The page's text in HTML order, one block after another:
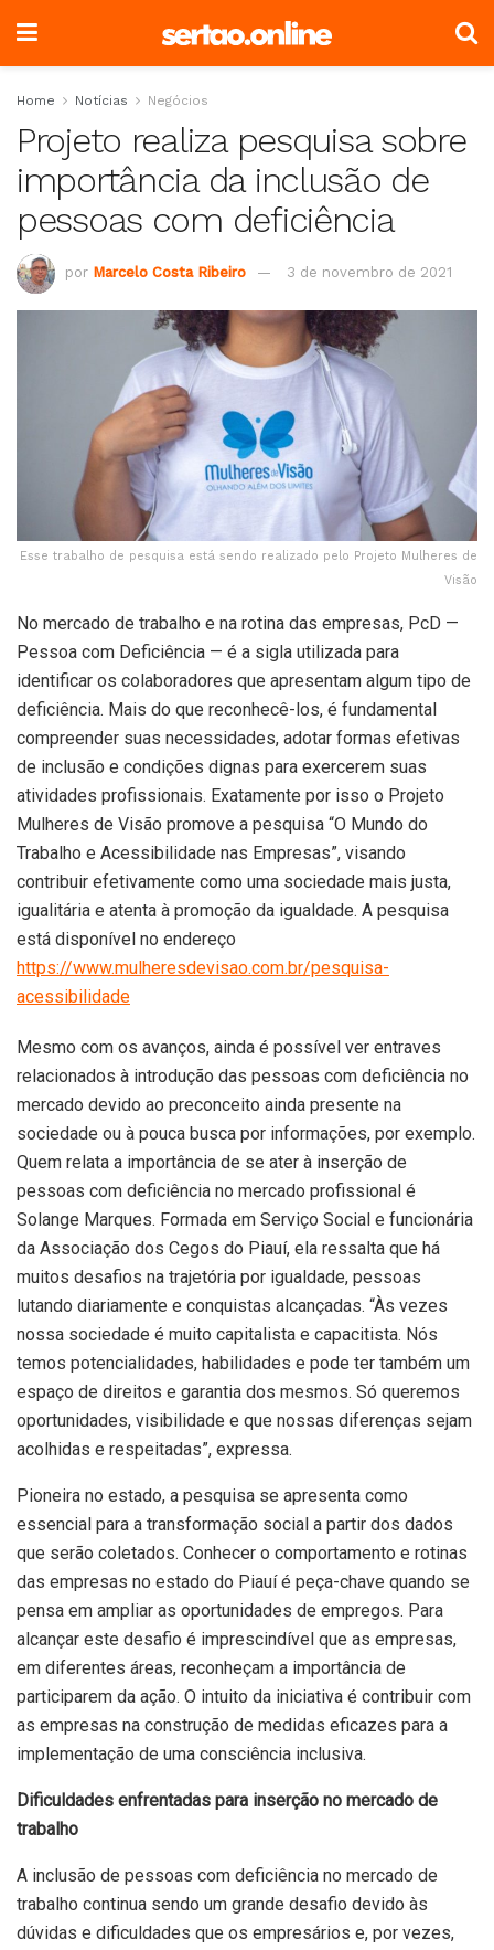
Home Notícias Negócios
Projeto realiza pesquisa sobre
importância da inclusão de
pessoas com deficiência
por Marcelo Costa Ribeiro 3 de novembro de 2021
Esse trabalho de pesquisa está sendo realizado pelo Projeto Mulheres de
Visão
No mercado de trabalho e na rotina das empresas, PcD —
Pessoa com Deficiência — é a sigla utilizada para
identificar os colaboradores que apresentam algum tipo de
deficiência. Mais do que reconhecê-los, é fundamental
compreender suas necessidades, adotar formas efetivas
de inclusão e condições dignas para exercerem suas
atividades profissionais. Exatamente por isso o Projeto
Mulheres de Visão promove a pesquisa “O Mundo do
Trabalho e Acessibilidade nas Empresas”, visando
contribuir efetivamente como uma sociedade mais justa,
igualitária e atenta à promoção da igualdade. A pesquisa
está disponível no endereço
https://www.mulheresdevisao.com.br/pesquisa-
acessibilidade
Mesmo com os avanços, ainda é possível ver entraves
relacionados à introdução das pessoas com deficiência no
mercado devido ao preconceito ainda presente na
sociedade ou à pouca busca por informações, por exemplo.
Quem relata a importância de se ater à inserção de
pessoas com deficiência no mercado profissional é
Solange Marques. Formada em Serviço Social e funcionária
da Associação dos Cegos do Piauí, ela ressalta que há
muitos desafios na trajetória por igualdade, pessoas
lutando diariamente e conquistas alcançadas. “Às vezes
nossa sociedade é muito capitalista e capacitista. Nós
temos potencialidades, habilidades e pode ter também um
espaço de direitos e garantia dos mesmos. Só queremos
oportunidades, visibilidade e que nossas diferenças sejam
acolhidas e respeitadas”, expressa.
Pioneira no estado, a pesquisa se apresenta como
essencial para a transformação social a partir dos dados
que serão coletados. Conhecer o comportamento e rotinas
das empresas no estado do Piauí é peça-chave quando se
pensa em ampliar as oportunidades de empregos. Para
alcançar este desafio é imprescindível que as empresas,
em diferentes áreas, reconheçam a importância de
participarem da ação. O intuito da iniciativa é contribuir com
as empresas na construção de medidas eficazes para a
implementação de uma consciência inclusiva.
Dificuldades enfrentadas para inserção no mercado de
trabalho
A inclusão de pessoas com deficiência no mercado de
trabalho continua sendo um grande desafio devido às
dúvidas e dificuldades que os empresários e, por vezes,